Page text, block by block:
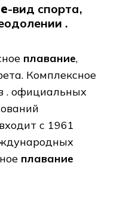
-вид спорта,
.
плавание,
Комплексное
. официальных
входит с 1961
плавание